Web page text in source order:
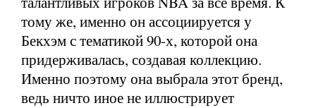
тому же, именно он ассоциируется у
Бекхэм с тематикой 90-х, которой она
придерживалась, создавая коллекцию.
Именно поэтому она выбрала этот бренд,
ведь ничто иное не иллюстрирует